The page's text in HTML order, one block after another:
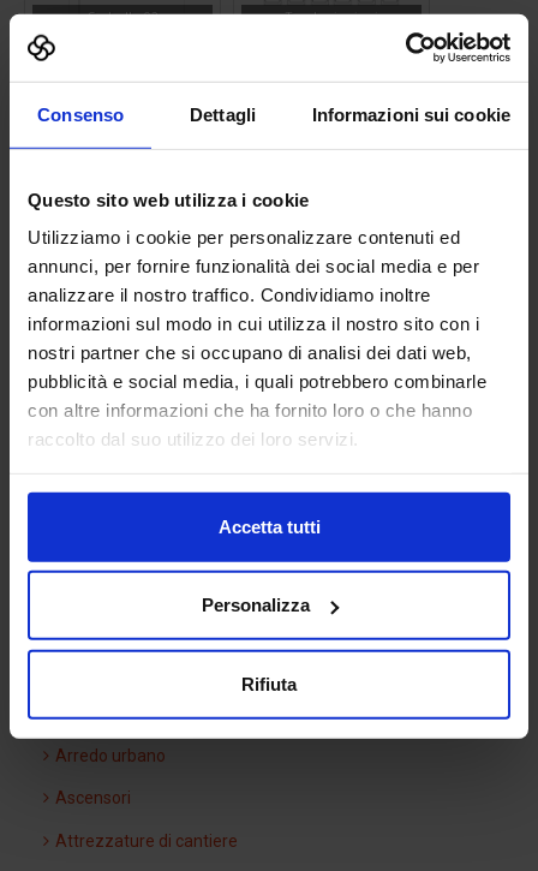
Consenso Dettagli Informazioni sui cookie
Questo sito web utilizza i cookie
Utilizziamo i cookie per personalizzare contenuti ed
annunci, per fornire funzionalità dei social media e per
analizzare il nostro traffico. Condividiamo inoltre
informazioni sul modo in cui utilizza il nostro sito con i
nostri partner che si occupano di analisi dei dati web,
pubblicità e social media, i quali potrebbero combinarle
con altre informazioni che ha fornito loro o che hanno
raccolto dal suo utilizzo dei loro servizi.
Accetta tutti
Personalizza
Rifiuta
Sgabello 02 Tavolo riunioni
Illuminazione pubblica
Arredo giardini
Arredo urbano
Ascensori
Attrezzature di cantiere